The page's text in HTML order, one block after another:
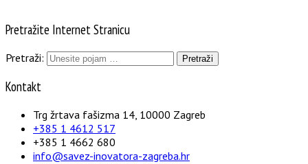
Pretražite Internet Stranicu
Pretraži:
Kontakt
Trg žrtava fašizma 14, 10000 Zagreb
+385 1 4612 517
+385 1 4662 680
info@savez-inovatora-zagreba.hr